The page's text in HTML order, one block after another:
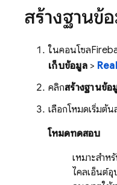
สร้างฐานข้
ในคอนโซล
เก็บข้อมูล>
คลิกสร้างฐานข้อ
เลือกโหมดเริ่มต้น
โหมดทดสอบ
เหมาะสำห
ไคลเอ็นต์